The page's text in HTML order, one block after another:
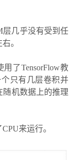
层几乎没有受到任
。
了TensorFlow教
只有几层卷积并
随机数据上的推理
来运行。